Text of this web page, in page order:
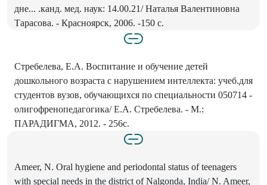
дне... .канд. мед. наук: 14.00.21/ Наталья Валентиновна
Тарасова. - Красноярск, 2006. -150 с.
Стребелева, Е.А. Воспитание и обучение детей
дошкольного возраста с нарушением интеллекта: учеб.для
студентов вузов, обучающихся по специальности 050714 -
олигофренопедагогика/ Е.А. Стребелева. - М.:
ПАРАДИГМА, 2012. - 256с.
Ameer, N. Oral hygiene and periodontal status of teenagers
with special needs in the district of Nalgonda, India/ N. Ameer,